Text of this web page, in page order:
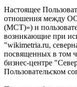
Настоящее
отношения между
(МСТ)») и
возникающие при
"wikimetria.ru,
посвященных в том
бизнес-центре
Пользовательском